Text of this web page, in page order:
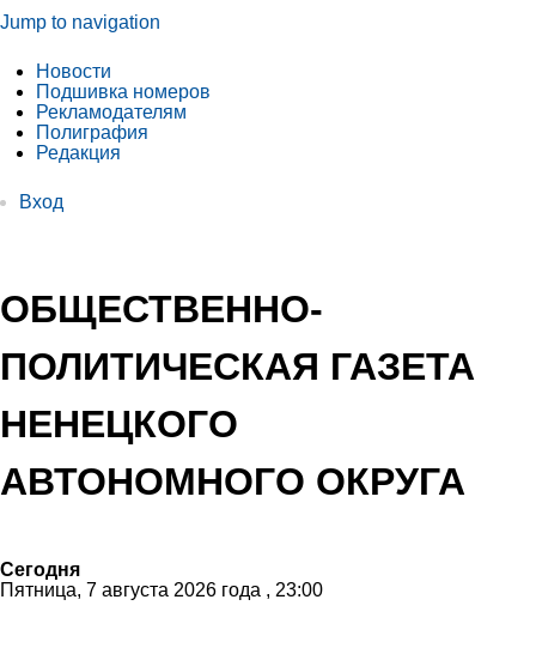
Jump to navigation
Новости
Подшивка номеров
Рекламодателям
Полиграфия
Редакция
Вход
ОБЩЕСТВЕННО-
ПОЛИТИЧЕСКАЯ ГАЗЕТА
НЕНЕЦКОГО
АВТОНОМНОГО ОКРУГА
Сегодня
Пятница, 7 августа 2026 года , 23:00